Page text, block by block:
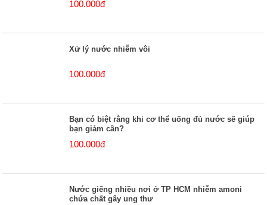
100.000đ
Xử lý nước nhiễm vôi
100.000đ
Bạn có biệt rằng khi cơ thể uống đủ nước sẽ giúp
bạn giảm cân?
100.000đ
Nước giếng nhiều nơi ở TP HCM nhiễm amoni
chứa chất gây ung thư